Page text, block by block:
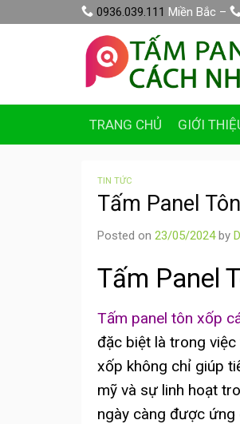
to
0936.039.111 Miền Bắc –
TRANG CHỦ GIỚI
TIN TỨC
Tấm Panel
Posted on 23/05/2024by
Tấm Panel
Tấm panel tôn xốp
đặc biệt là trong
xốp không chỉ giúp
mỹ và sự linh hoạt
ngày càng được ứng